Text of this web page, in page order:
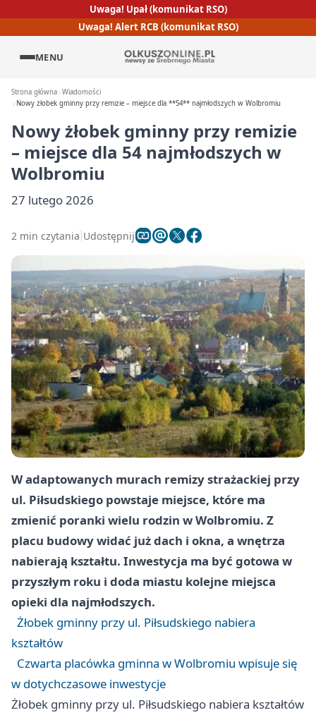
Uwaga! Upał (komunikat RSO)
Uwaga! Alert RCB (komunikat RSO)
MENU
Strona główna Wiadomości
Nowy żłobek gminny przy remizie – miejsce dla **54** najmłodszych w Wolbromiu
Nowy żłobek gminny przy remizie
– miejsce dla 54 najmłodszych w
Wolbromiu
27 lutego 2026
2 min czytania Udostępnij
W adaptowanych murach remizy strażackiej przy
ul. Piłsudskiego powstaje miejsce, które ma
zmienić poranki wielu rodzin w Wolbromiu. Z
placu budowy widać już dach i okna, a wnętrza
nabierają kształtu. Inwestycja ma być gotowa w
przyszłym roku i doda miastu kolejne miejsca
opieki dla najmłodszych.
Żłobek gminny przy ul. Piłsudskiego nabiera
kształtów
Czwarta placówka gminna w Wolbromiu wpisuje się
w dotychczasowe inwestycje
Żłobek gminny przy ul. Piłsudskiego nabiera kształtów